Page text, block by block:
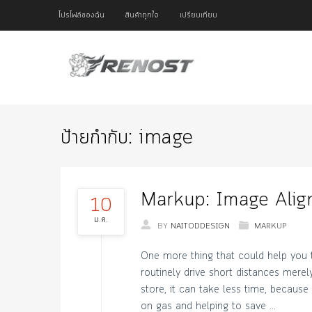
โปรไฟล์ของฉัน สินค้าถูกใจ เปรียบเทียบ
ป้ายกำกับ: image
10
ม.ค.
Markup: Image
BY NAITODDESIGN MARKUP
One more thing that could help
routinely drive short distances
store, it can take less time,
on gas and helping to save …